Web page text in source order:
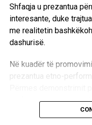
Shfaqja u prezantua
interesante, duke
me realitetin
dashurisë.
Në kuadër të
prezantua etno-
performanca vuri në
transmetimit të